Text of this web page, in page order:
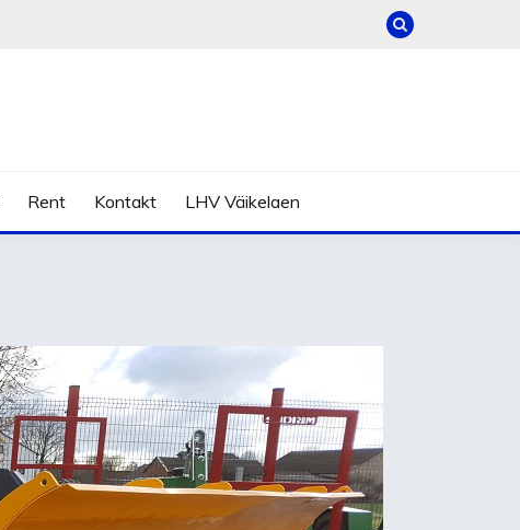
Rent Kontakt LHV Väikelaen